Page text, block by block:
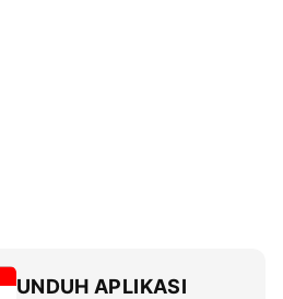
UNDUH APLIKASI